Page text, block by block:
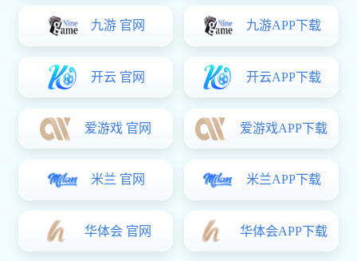
产品的先进技术和优点，采用特殊结构和材料，结合污水特
性和排污的实际需要而研制的国内外先进的新型排